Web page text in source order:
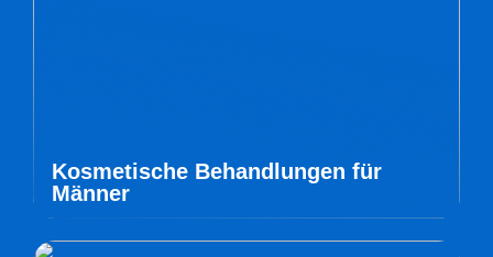
Kosmetische Behandlungen für
Männer